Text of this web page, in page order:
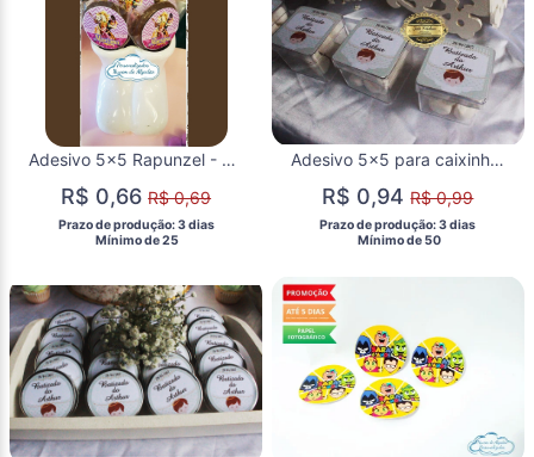
Adesivo 5x5 Rapunzel - Enrolados
R$ 0,66R$ 0,69
Prazo de produção: 3 dias
  Mínimo de 25
Adesivo 5x5 para caixinha acrílica Batizado
R$ 0,94R$ 0,99
Prazo de produção: 3 dias
  Mínimo de 50